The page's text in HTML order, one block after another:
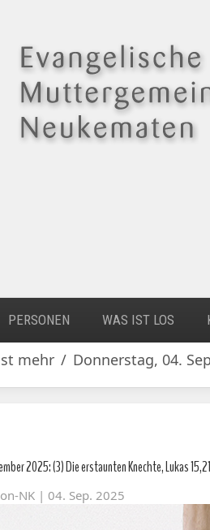
PERSONEN WAS IST LOS
mehr Donnerstag, 04.
2025: (3) Die erstaunten Knechte, Lukas 15,21
NK | 04. Sep. 2025